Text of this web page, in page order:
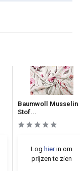
Baumwoll Musselin
Stof...
Log hierin om
prijzen te zien